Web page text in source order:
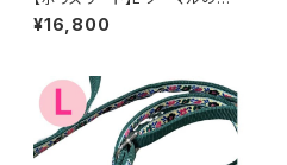
さ セット 大型犬用 Lサイズ 3ポ
イントリードとハーフチョークカ
ープ使用
¥16,800